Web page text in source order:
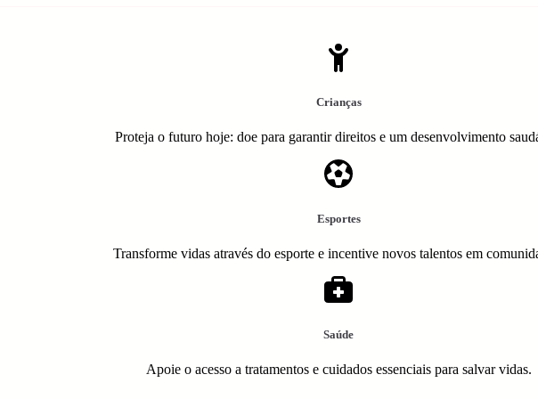
Crianças
Proteja o futuro hoje: doe para garantir direitos e um desenvolvimento
Esportes
Transforme vidas através do esporte e incentive novos talentos em
Saúde
Apoie o acesso a tratamentos e cuidados essenciais para salvar vidas.